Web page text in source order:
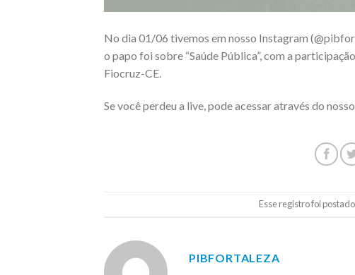
No dia 01/06 tivemos em nosso Instagram
o papo foi sobre “Saúde Pública”, com a
Fiocruz-CE.
Se você perdeu a live, pode acessar através do
Esse registro foi
PIBFORTALEZA